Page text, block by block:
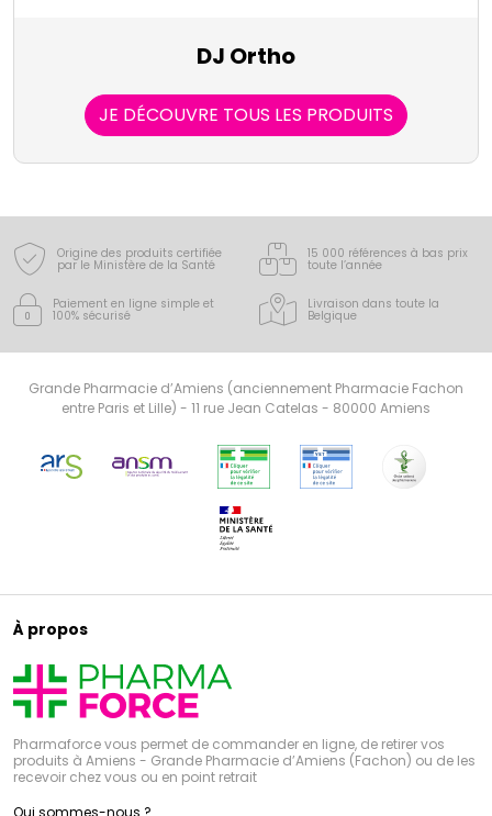
DJ Ortho
JE DÉCOUVRE TOUS LES PRODUITS
Origine des produits certifiée
par le Ministère de la Santé
15 000 références à bas prix
toute l’année
Paiement en ligne simple et
100% sécurisé
Livraison dans toute la
Belgique
Grande Pharmacie d’Amiens (anciennement Pharmacie Fachon
entre Paris et Lille) - 11 rue Jean Catelas - 80000 Amiens
À propos
Pharmaforce vous permet de commander en ligne, de retirer vos
produits à Amiens - Grande Pharmacie d’Amiens (Fachon) ou de les
recevoir chez vous ou en point retrait
Qui sommes-nous ?